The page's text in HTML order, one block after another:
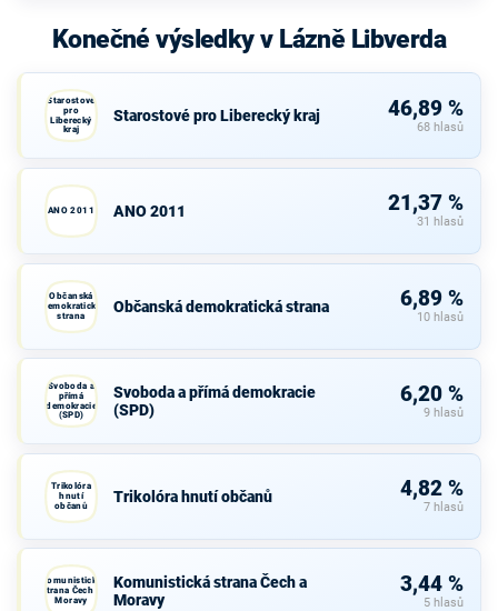
Konečné výsledky v Lázně Libverda
Starostové
pro
Liberecký
kraj
Starostové pro Liberecký kraj 46,89 %
68 hlasů
ANO 2011 ANO 2011 21,37 %
31 hlasů
Občanská
demokratická
strana
Občanská demokratická strana 6,89 %
10 hlasů
Svoboda a
přímá
demokracie
(SPD)
Svoboda a přímá demokracie
(SPD)
6,20 %
9 hlasů
Trikolóra
hnutí
občanů
Trikolóra hnutí občanů 4,82 %
7 hlasů
Komunistická
strana Čech a
Moravy
Komunistická strana Čech a
Moravy
3,44 %
5 hlasů